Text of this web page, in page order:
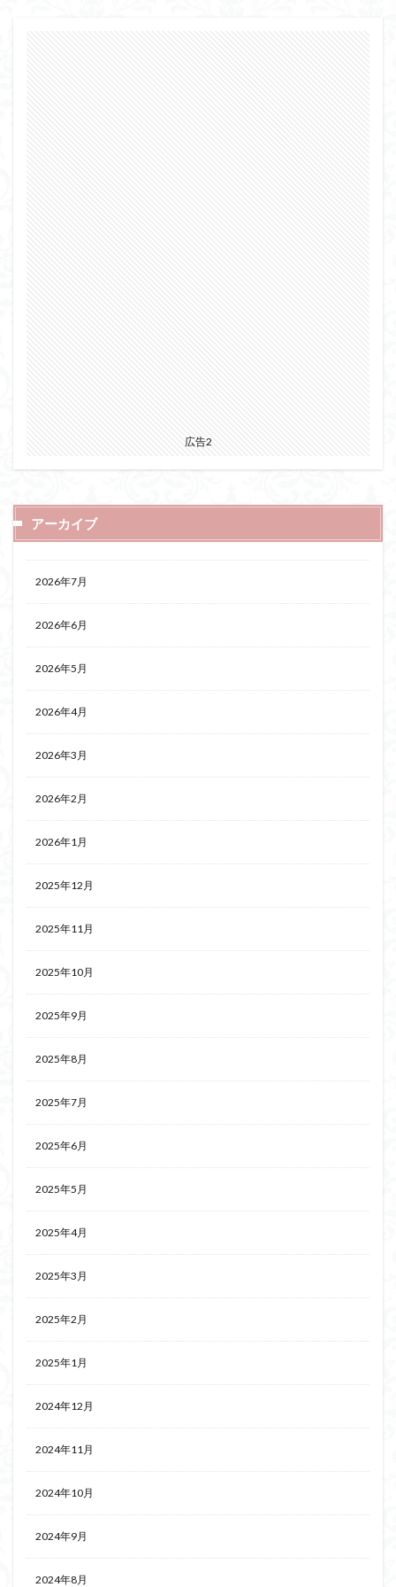
広告2
アーカイブ
2026年7月
2026年6月
2026年5月
2026年4月
2026年3月
2026年2月
2026年1月
2025年12月
2025年11月
2025年10月
2025年9月
2025年8月
2025年7月
2025年6月
2025年5月
2025年4月
2025年3月
2025年2月
2025年1月
2024年12月
2024年11月
2024年10月
2024年9月
2024年8月